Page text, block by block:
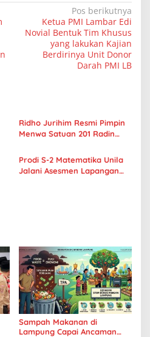
Pos berikutnya
Ketua PMI Lambar Edi
Novial Bentuk Tim Khusus
yang lakukan Kajian
Berdirinya Unit Donor
Darah PMI LB
Ridho Jurihim Resmi Pimpin
Menwa Satuan 201 Radin
Prodi S-2 Matematika Unila
Jalani Asesmen Lapangan
Sampah Makanan di
Lampung Capai Ancaman